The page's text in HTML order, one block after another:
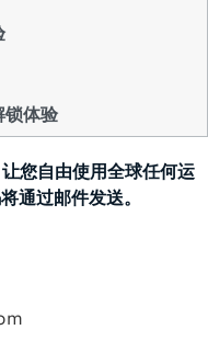
锁体验
您自由使用全球任何运
通过邮件发送。